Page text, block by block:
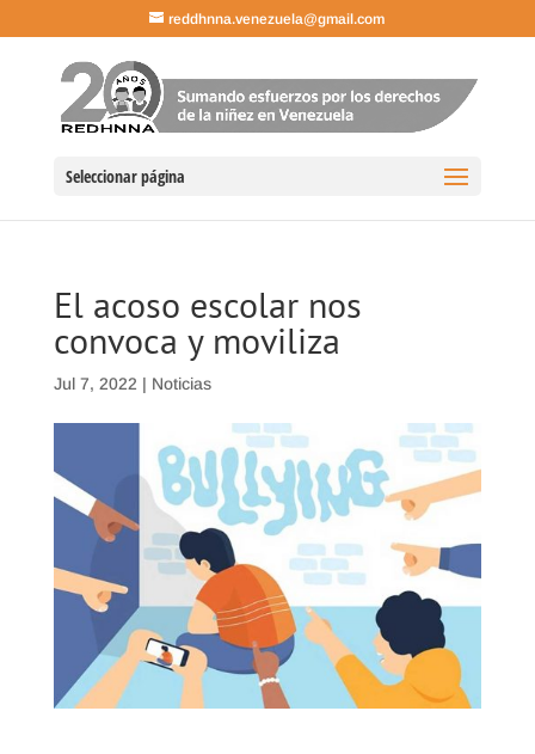
reddhnna.venezuela@gmail.com
Seleccionar página
El acoso escolar nos
convoca y moviliza
Jul 7, 2022 | Noticias